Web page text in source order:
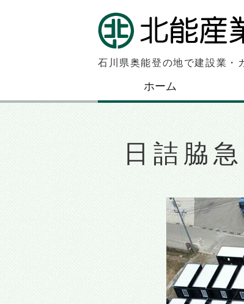
石川県奥能登の地で建設業・
ホーム
日詰脇